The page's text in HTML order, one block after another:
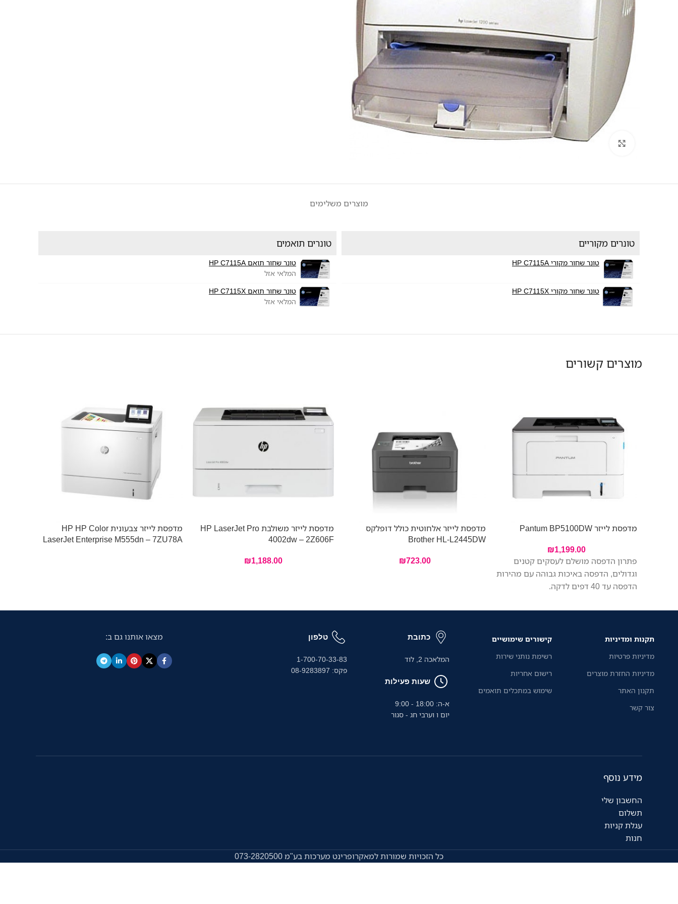
לחץ להגדלה
מוצרים משלימים
טונרים מקוריים
טונר שחור מקורי HP C7115A
טונר שחור מקורי HP C7115X
טונרים תואמים
טונר שחור תואם HP C7115A
המלאי אזל
טונר שחור תואם HP C7115X
המלאי אזל
מוצרים קשורים
מדפסת לייזר Pantum BP5100DW
₪1,199.00
פתרון הדפסה מושלם לעסקים קטנים
וגדולים, הדפסה באיכות גבוהה עם מהירות
הדפסה עד 40 דפים לדקה.
מדפסת לייזר אלחוטית כולל דופלקס
Brother HL-L2445DW
₪723.00
מדפסת לייזר משולבת HP LaserJet Pro
4002dw – 2Z606F
₪1,188.00
מדפסת לייזר צבעונית HP HP Color
LaserJet Enterprise M555dn – 7ZU78A
תקנות ומדיניות
מדיניות פרטיות
מדיניות החזרת מוצרים
תקנון האתר
צור קשר
קישורים שימושיים
רשימת נותני שירות
רישום אחריות
שימוש במתכלים תואמים
כתובת
המלאכה 2, לוד
שעות פעילות
א-ה: 18:00 - 9:00
יום ו וערבי חג - סגור
טלפון
1-700-70-33-83
פקס: 08-9283897
מצאו אותנו גם ב:
מידע נוסף
החשבון שלי
תשלום
עגלת קניות
חנות
כל הזכויות שמורות למאקרופרינט מערכות בע"מ 073-2820500